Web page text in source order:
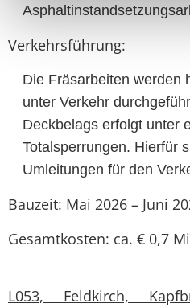
Verkehrsführung:
Die Fräsarbeiten werden
unter Verkehr
Deckbelags erfolgt unter
Totalsperrungen. Hierfür
Umleitungen für den
Bauzeit: Mai 2026 – Juni
Gesamtkosten: ca. € 0,7
L053, Feldkirch,